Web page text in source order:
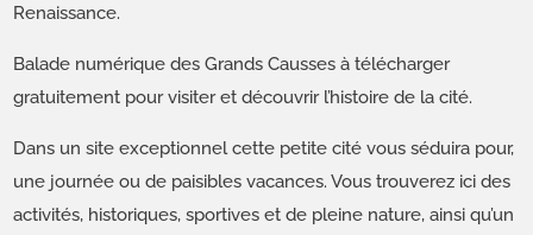
Renaissance.
Balade numérique des Grands Causses à télécharger
gratuitement pour visiter et découvrir l’histoire de la cité.
Dans un site exceptionnel cette petite cité vous séduira pour,
une journée ou de paisibles vacances. Vous trouverez ici des
activités, historiques, sportives et de pleine nature, ainsi qu’un